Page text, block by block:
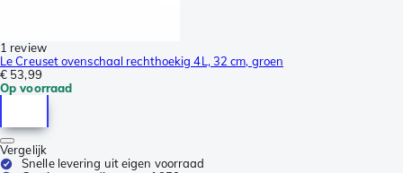
1 review
Le Creuset ovenschaal rechthoekig 4L, 32 cm, groen
€ 53,99
Op voorraad
Vergelijk
Snelle levering uit eigen voorraad